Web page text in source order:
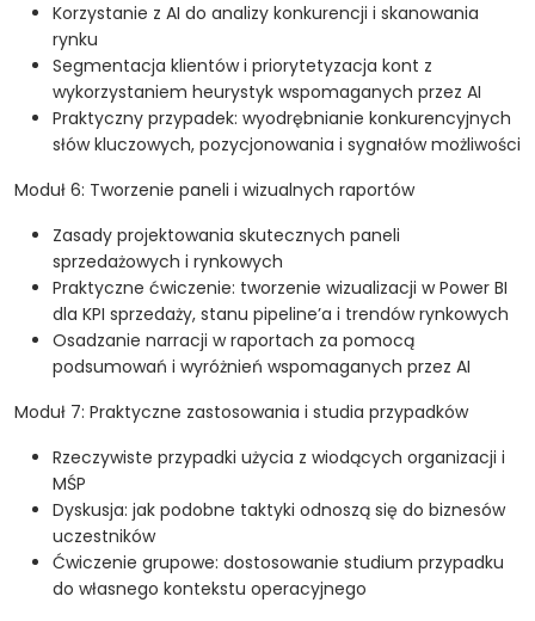
Korzystanie z AI do analizy konkurencji i skanowania
rynku
Segmentacja klientów i priorytetyzacja kont z
wykorzystaniem heurystyk wspomaganych przez AI
Praktyczny przypadek: wyodrębnianie konkurencyjnych
słów kluczowych, pozycjonowania i sygnałów możliwości
Moduł 6: Tworzenie paneli i wizualnych raportów
Zasady projektowania skutecznych paneli
sprzedażowych i rynkowych
Praktyczne ćwiczenie: tworzenie wizualizacji w Power BI
dla KPI sprzedaży, stanu pipeline’a i trendów rynkowych
Osadzanie narracji w raportach za pomocą
podsumowań i wyróżnień wspomaganych przez AI
Moduł 7: Praktyczne zastosowania i studia przypadków
Rzeczywiste przypadki użycia z wiodących organizacji i
MŚP
Dyskusja: jak podobne taktyki odnoszą się do biznesów
uczestników
Ćwiczenie grupowe: dostosowanie studium przypadku
do własnego kontekstu operacyjnego